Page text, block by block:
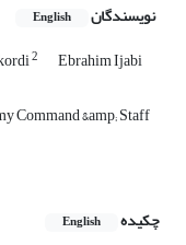
نویسندگان English
2 Ebrahim Ijabi
Command &amp; Staff
چکیده
English